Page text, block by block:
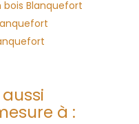
Blanquefort
à :